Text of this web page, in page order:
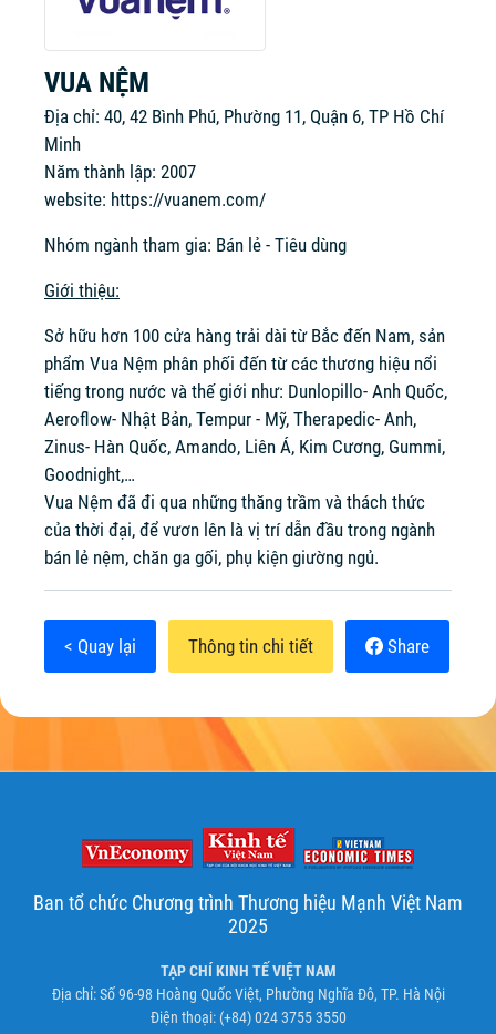
VUA NỆM
Địa chỉ: 40, 42 Bình Phú, Phường 11, Quận 6, TP Hồ Chí
Minh
Năm thành lập: 2007
website: https://vuanem.com/
Nhóm ngành tham gia: Bán lẻ - Tiêu dùng
Giới thiệu:
Sở hữu hơn 100 cửa hàng trải dài từ Bắc đến Nam, sản
phẩm Vua Nệm phân phối đến từ các thương hiệu nổi
tiếng trong nước và thế giới như: Dunlopillo- Anh Quốc,
Aeroflow- Nhật Bản, Tempur - Mỹ, Therapedic- Anh,
Zinus- Hàn Quốc, Amando, Liên Á, Kim Cương, Gummi,
Goodnight,…
Vua Nệm đã đi qua những thăng trầm và thách thức
của thời đại, để vươn lên là vị trí dẫn đầu trong ngành
bán lẻ nệm, chăn ga gối, phụ kiện giường ngủ.
< Quay lại Thông tin chi tiết Share
Ban tổ chức Chương trình Thương hiệu Mạnh Việt Nam
2025
TẠP CHÍ KINH TẾ VIỆT NAM
Địa chỉ: Số 96-98 Hoàng Quốc Việt, Phường Nghĩa Đô, TP. Hà Nội
Điện thoại: (+84) 024 3755 3550